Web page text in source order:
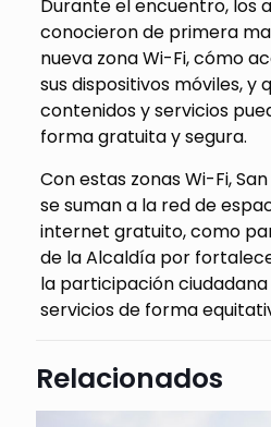
Durante el encuentro, los
conocieron de primera
nueva zona Wi-Fi, cómo
sus dispositivos móviles, y
contenidos y servicios
forma gratuita y segura.
Con estas zonas Wi-Fi,
se suman a la red de
internet gratuito, como
de la Alcaldía por
la participación
servicios de forma
Relacionados